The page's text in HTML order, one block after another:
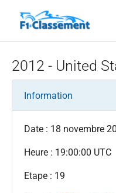
2012 - United
Information
Date : 18 novembre
Heure : 19:00:00 UTC
Etape : 19